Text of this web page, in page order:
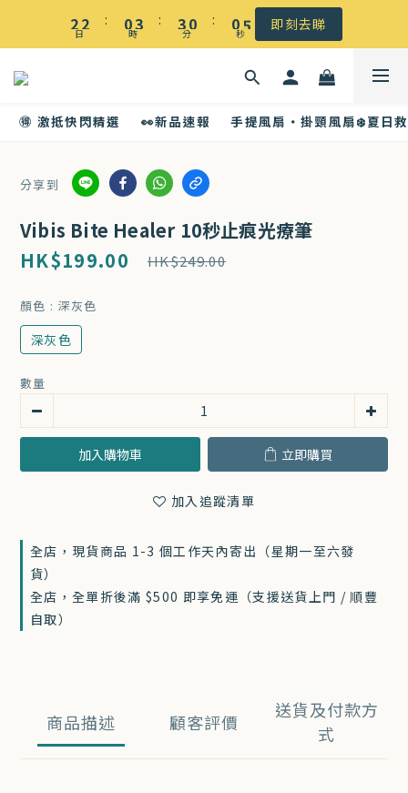
☀️ 盛夏感謝祭低至5折｜滿$500 全港免運
2
1
2
1
日
:
03
2
時
:
3
2
0
分
:
05
4
3
1
秒 即刻去睇
☀️ 盛夏感謝祭低至5折｜滿$500 全港免運
🉐 激抵快閃精選 👀新品速報 手提風扇・掛頸風扇❄️夏日
分享到
Vibis Bite Healer 10秒止痕光療筆
全店，現貨商品 1-3 個工作天內寄出（星期一至六發
貨）
全店，全單折後滿 $500 即享免運（支援送貨上門 / 順豐
自取）
HK$199.00 HK$249.00
顏色 : 深灰色
深灰色
數量
加入購物車 立即購買
加入追蹤清單
商品描述
送貨及付款方
式
顧客評價